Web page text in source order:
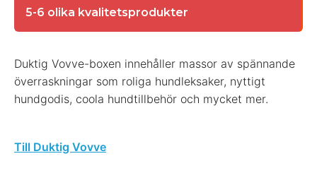
5-6 olika kvalitetsprodukter
Duktig Vovve-boxen innehåller massor av spännande
överraskningar som roliga hundleksaker, nyttigt
hundgodis, coola hundtillbehör och mycket mer.
Till Duktig Vovve